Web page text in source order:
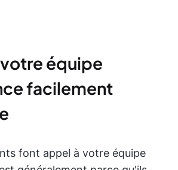
votre équipe
facilement
font appel à votre équipe